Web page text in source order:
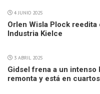
4 JUNIO 2025
Orlen Wisla Plock
Industria Kielce
3 ABRIL 2025
Gidsel frena a un
remonta y está en